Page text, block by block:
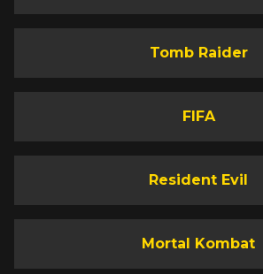
Tomb Raider
FIFA
Resident Evil
Mortal Kombat